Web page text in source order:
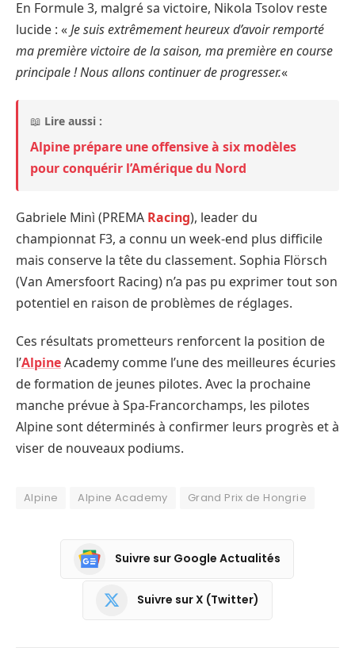
En Formule 3, malgré sa victoire, Nikola Tsolov reste
lucide : «Je suis extrêmement heureux d’avoir remporté
ma première victoire de la saison, ma première en course
principale ! Nous allons continuer de progresser.«
📖 Lire aussi :
Alpine prépare une offensive à six modèles
pour conquérir l’Amérique du Nord
Gabriele Minì (PREMA Racing), leader du
championnat F3, a connu un week-end plus difficile
mais conserve la tête du classement. Sophia Flörsch
(Van Amersfoort Racing) n’a pas pu exprimer tout son
potentiel en raison de problèmes de réglages.
Ces résultats prometteurs renforcent la position de
l’AlpineAcademy comme l’une des meilleures écuries
de formation de jeunes pilotes. Avec la prochaine
manche prévue à Spa-Francorchamps, les pilotes
Alpine sont déterminés à confirmer leurs progrès et à
viser de nouveaux podiums.
Alpine Alpine Academy Grand Prix de Hongrie
Suivre sur Google Actualités
Suivre sur X (Twitter)